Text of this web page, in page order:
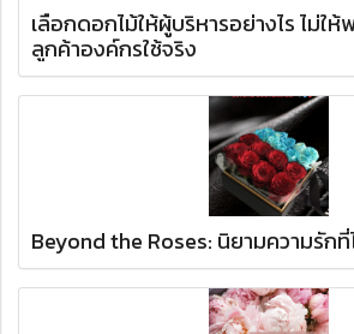
เลือกดอกไม้ให้ผู้บริหารอย่างไร ไม่ใ
ลูกค้าองค์กรใช้จริง
Beyond the Roses: นิยามความรัก